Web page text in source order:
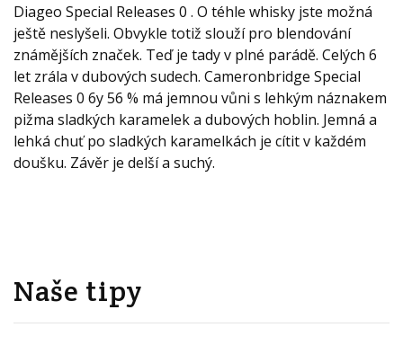
Diageo Special Releases 0 . O téhle whisky jste možná
ještě neslyšeli. Obvykle totiž slouží pro blendování
známějších značek. Teď je tady v plné parádě. Celých 6
let zrála v dubových sudech. Cameronbridge Special
Releases 0 6y 56 % má jemnou vůni s lehkým náznakem
pižma sladkých karamelek a dubových hoblin. Jemná a
lehká chuť po sladkých karamelkách je cítit v každém
doušku. Závěr je delší a suchý.
Naše tipy